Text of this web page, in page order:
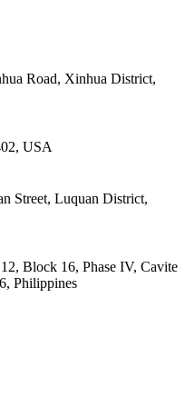
Road, Xinhua District,
USA
Street, Luquan District,
Block 16, Phase IV, Cavite
Philippines